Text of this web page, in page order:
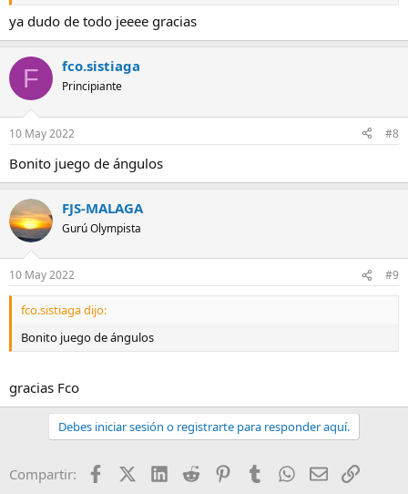
ya dudo de todo jeeee gracias
F fco.sistiaga
Principiante
10 May 2022 #8
Bonito juego de ángulos
FJS-MALAGA
Gurú Olympista
10 May 2022 #9
fco.sistiaga dijo:
Bonito juego de ángulos
gracias Fco
Debes iniciar sesión o registrarte para responder aquí.
Compartir: FacebookX (Twitter)
LinkedIn
Reddit PinterestTumblr WhatsApp
EmailEnlace